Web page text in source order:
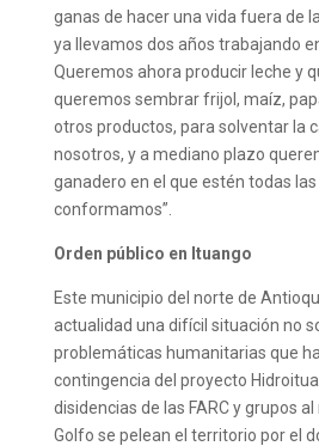
ganas de hacer una vida fuera de
ya llevamos dos años trabajando
Queremos ahora producir leche y
queremos sembrar frijol, maíz,
otros productos, para solventar la
nosotros, y a mediano plazo
ganadero en el que estén todas
conformamos”.
Orden público en Ituango
Este municipio del norte de
actualidad una difícil situación no
problemáticas humanitarias que
contingencia del proyecto
disidencias de las FARC y grupos
Golfo se pelean el territorio por el